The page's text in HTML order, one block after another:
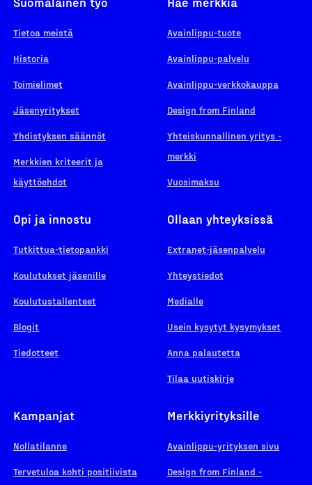
Tietoa meistä
Historia
Toimielimet
Jäsenyritykset
Yhdistyksen säännöt
Merkkien kriteerit ja
käyttöehdot
Avainlippu-tuote
Avainlippu-palvelu
Avainlippu-verkkokauppa
Design from Finland
Yhteiskunnallinen yritys -
merkki
Vuosimaksu
Opi ja innostu
Tutkittua-tietopankki
Koulutukset jäsenille
Koulutustallenteet
Blogit
Tiedotteet
Ollaan yhteyksissä
Extranet-jäsenpalvelu
Yhteystiedot
Medialle
Usein kysytyt kysymykset
Anna palautetta
Tilaa uutiskirje
Kampanjat
Nollatilanne
Tervetuloa kohti positiivista
Merkkiyrityksille
Avainlippu-yrityksen sivu
Design from Finland -